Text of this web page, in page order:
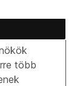
több